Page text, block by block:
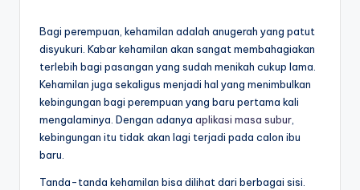
Bagi perempuan, kehamilan adalah anugerah yang patut
disyukuri. Kabar kehamilan akan sangat membahagiakan
terlebih bagi pasangan yang sudah menikah cukup lama.
Kehamilan juga sekaligus menjadi hal yang menimbulkan
kebingungan bagi perempuan yang baru pertama kali
mengalaminya. Dengan adanya aplikasi masa subur
kebingungan itu tidak akan lagi terjadi pada calon ibu
baru.
Tanda-tanda kehamilan bisa dilihat dari berbagai sisi.